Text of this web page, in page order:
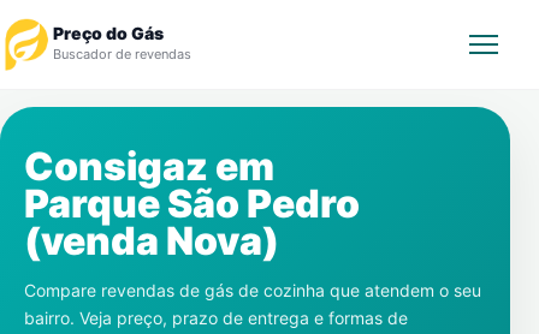
Preço do Gás
Buscador de revendas
Revendedor
Notícias
Cadastre-se
Consigaz em
Parque São Pedro
(venda Nova)
Compare revendas de gás de cozinha que atendem o seu
bairro. Veja preço, prazo de entrega e formas de